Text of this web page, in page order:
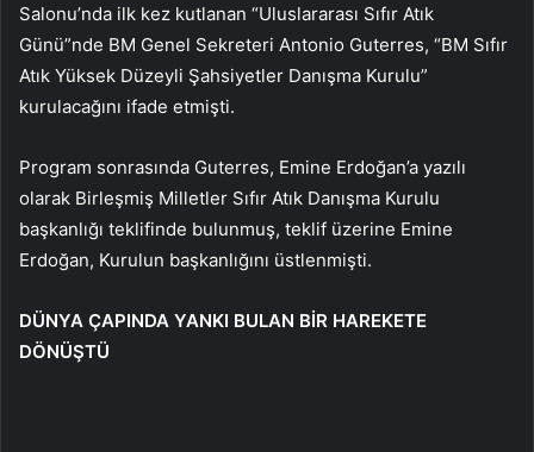
Salonu’nda ilk kez kutlanan “Uluslararası Sıfır Atık
Günü”nde BM Genel Sekreteri Antonio Guterres, “BM Sıfır
Atık Yüksek Düzeyli Şahsiyetler Danışma Kurulu”
kurulacağını ifade etmişti.
Program sonrasında Guterres, Emine Erdoğan’a yazılı
olarak Birleşmiş Milletler Sıfır Atık Danışma Kurulu
başkanlığı teklifinde bulunmuş, teklif üzerine Emine
Erdoğan, Kurulun başkanlığını üstlenmişti.
DÜNYA ÇAPINDA YANKI BULAN BİR HAREKETE
DÖNÜŞTÜ